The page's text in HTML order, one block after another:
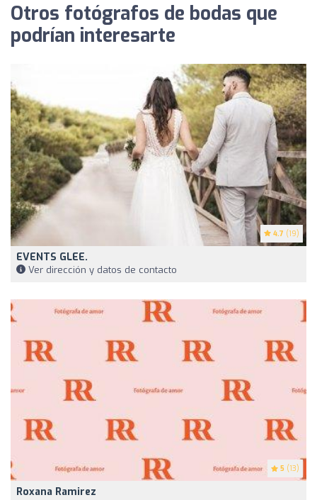
Otros fotógrafos de bodas que
podrían interesarte
4.7 (19)
EVENTS GLEE.
Ver dirección y datos de contacto
5 (13)
Roxana Ramirez